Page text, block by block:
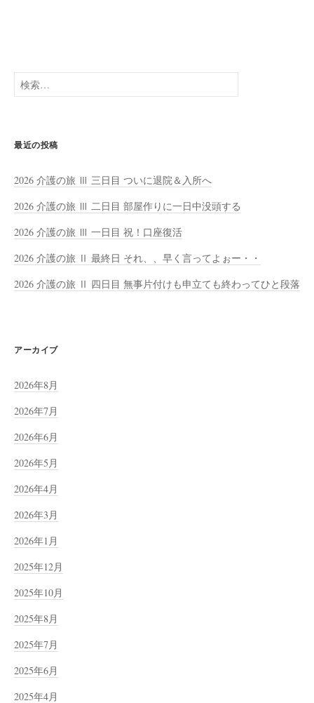
検
索:
最近の投稿
2026 介護の旅 Ⅲ 三日目 ついに退院＆入所へ
2026 介護の旅 Ⅲ 二日目 部屋作りに一日中没頭する
2026 介護の旅 Ⅲ 一日目 祝！口座復活
2026 介護の旅 Ⅱ 最終日 それ、、早く言ってよぉー・・
2026 介護の旅 Ⅱ 四日目 無事片付けも申立ても終わってひと段落
アーカイブ
2026年8月
2026年7月
2026年6月
2026年5月
2026年4月
2026年3月
2026年1月
2025年12月
2025年10月
2025年8月
2025年7月
2025年6月
2025年4月